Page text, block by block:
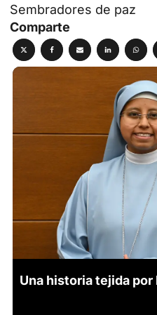
Sembradores de paz
Comparte
Una historia tejida por